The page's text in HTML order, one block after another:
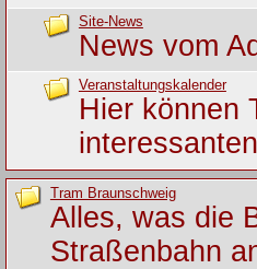
Site-News
News vom
Veranstaltungskalender
Hier können
Tram Braunschweig
Alles, was die
Straßenbahn